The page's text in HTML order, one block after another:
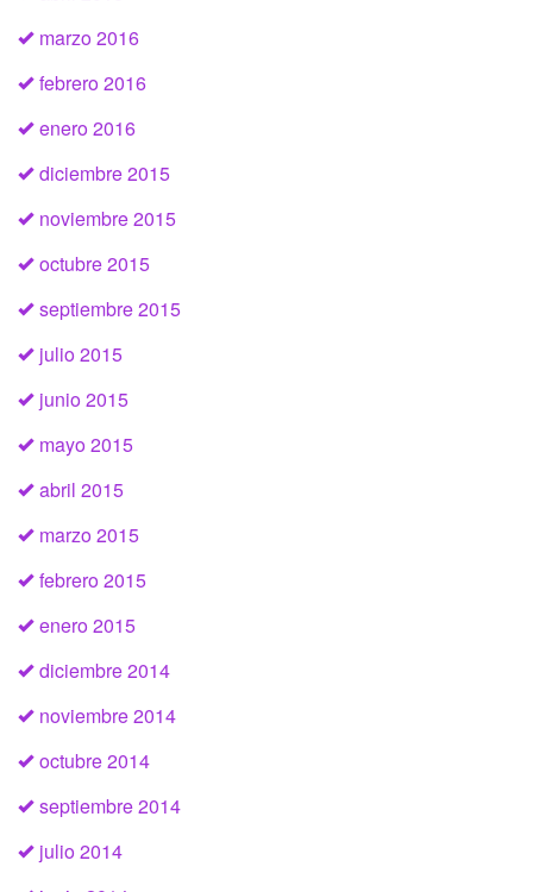
marzo 2016
febrero 2016
enero 2016
diciembre 2015
noviembre 2015
octubre 2015
septiembre 2015
julio 2015
junio 2015
mayo 2015
abril 2015
marzo 2015
febrero 2015
enero 2015
diciembre 2014
noviembre 2014
octubre 2014
septiembre 2014
julio 2014